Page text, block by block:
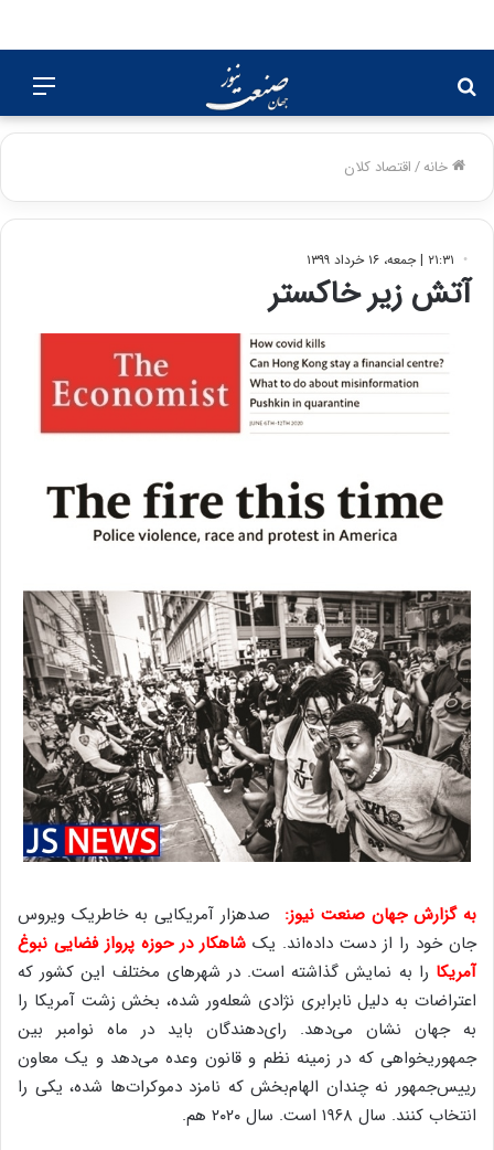
برای
خانه/اقتصاد کلان
۲۱:۳۱ | جمعه، ۱۶ خرداد ۱۳۹۹
آتش زیر خاکستر
به گزارش جهان صنعت نیوز:
صدهزار آمریکایی به خاطریک ویروس
جان خود را از دست داده‌اند. یک شاهکار در حوزه پرواز فضایی نبوغ
آمریکا را به نمایش گذاشته است. در شهرهای مختلف این کشور که
اعتراضات به دلیل نابرابری نژادی شعله‌ور شده، بخش زشت آمریکا را
به جهان نشان می‌دهد. رای‌دهندگان باید در ماه نوامبر بین
جمهوریخواهی که در زمینه نظم و قانون وعده می‌دهد و یک معاون
رییس‌جمهور نه چندان الهام‌بخش که نامزد دموکرات‌ها شده، یکی را
انتخاب کنند. سال ۱۹۶۸ است. سال ۲۰۲۰ هم.